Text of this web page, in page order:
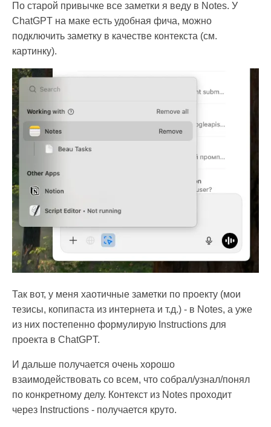
По старой привычке все заметки я веду в Notes. У
ChatGPT на маке есть удобная фича, можно
подключить заметку в качестве контекста (см.
картинку).
Так вот, у меня хаотичные заметки по проекту (мои
тезисы, копипаста из интернета и т.д.) - в Notes, а уже
из них постепенно формулирую Instructions для
проекта в ChatGPT.
И дальше получается очень хорошо
взаимодействовать со всем, что собрал/узнал/понял
по конкретному делу. Контекст из Notes проходит
через Instructions - получается круто.